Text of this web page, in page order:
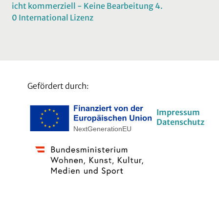
icht kommerziell - Keine Bearbeitung 4.
0 International Lizenz
Gefördert durch:
Impressum
Datenschutz